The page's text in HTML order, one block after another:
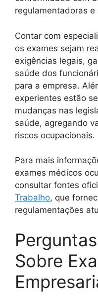
regulamentadoras e
Contar com
os exames sejam
exigências legais,
saúde dos
para a empresa.
experientes estão
mudanças nas
saúde, agregando
riscos ocupacionais.
Para mais
exames médicos
consultar fontes
Trabalho, que
regulamentações
Sobre